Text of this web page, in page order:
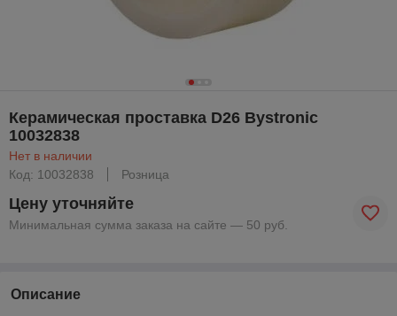
Керамическая проставка D26 Bystronic
10032838
Нет в наличии
Код: 10032838
Розница
Цену уточняйте
Минимальная сумма заказа на сайте — 50 руб.
Описание